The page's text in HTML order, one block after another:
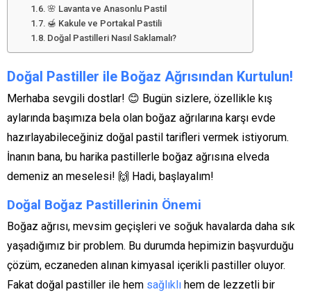
🌸 Lavanta ve Anasonlu Pastil
🍯 Kakule ve Portakal Pastili
Doğal Pastilleri Nasıl Saklamalı?
Doğal Pastiller ile Boğaz Ağrısından Kurtulun!
Merhaba sevgili dostlar! 😊 Bugün sizlere, özellikle kış
aylarında başımıza bela olan boğaz ağrılarına karşı evde
hazırlayabileceğiniz doğal pastil tarifleri vermek istiyorum.
İnanın bana, bu harika pastillerle boğaz ağrısına elveda
demeniz an meselesi! 🙌 Hadi, başlayalım!
Doğal Boğaz Pastillerinin Önemi
Boğaz ağrısı, mevsim geçişleri ve soğuk havalarda daha sık
yaşadığımız bir problem. Bu durumda hepimizin başvurduğu
çözüm, eczaneden alınan kimyasal içerikli pastiller oluyor.
Fakat doğal pastiller ile hem sağlıklı hem de lezzetli bir